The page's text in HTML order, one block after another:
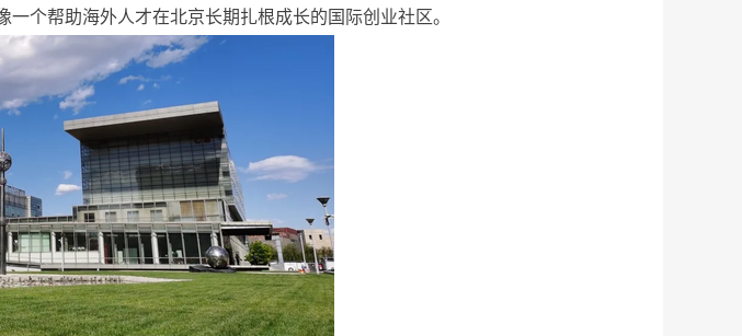
个帮助海外人才在北京长期扎根成长的国际创业社区。